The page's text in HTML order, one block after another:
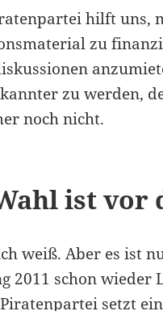
hilft uns,
zu
zu werden,
noch nicht.
ist vor
weiß. Aber es ist
2011 schon wieder
setzt